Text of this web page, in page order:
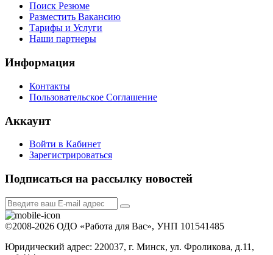
Поиск Резюме
Разместить Вакансию
Тарифы и Услуги
Наши партнеры
Информация
Контакты
Пользовательское Соглашение
Аккаунт
Войти в Кабинет
Зарегистрироваться
Подписаться на рассылку новостей
©2008-2026 ОДО «Работа для Вас», УНП 101541485
Юридический адрес: 220037, г. Минск, ул. Фроликова, д.11,